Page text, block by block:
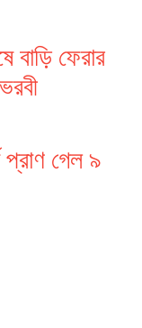
বাড়ি ফেরার
প্রাণ গেল ৯